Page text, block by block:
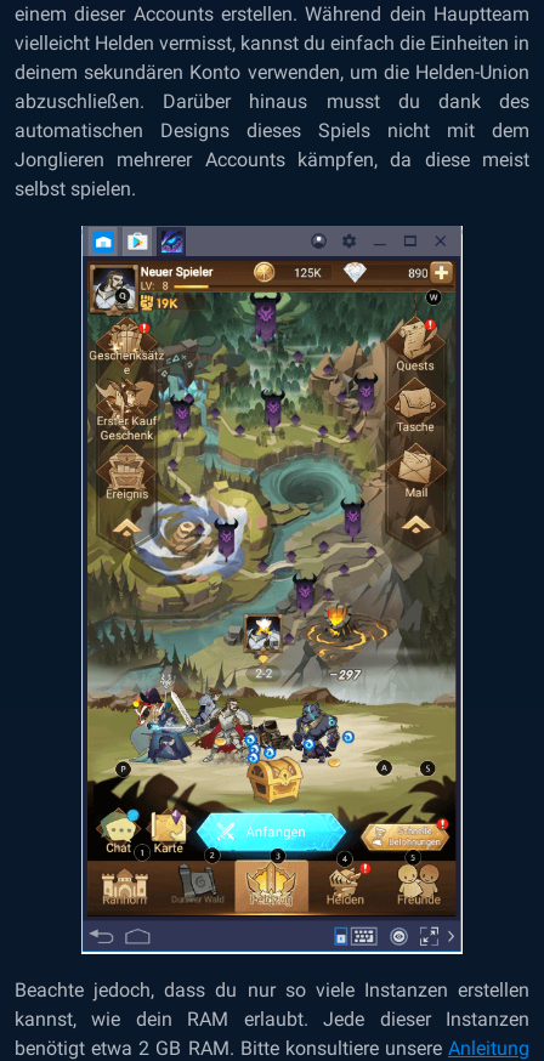
einem dieser Accounts erstellen. Während dein Hauptteam
vielleicht Helden vermisst, kannst du einfach die Einheiten in
deinem sekundären Konto verwenden, um die Helden-Union
abzuschließen. Darüber hinaus musst du dank des
automatischen Designs dieses Spiels nicht mit dem
Jonglieren mehrerer Accounts kämpfen, da diese meist
selbst spielen.
Beachte jedoch, dass du nur so viele Instanzen erstellen
kannst, wie dein RAM erlaubt. Jede dieser Instanzen
benötigt etwa 2 GB RAM. Bitte konsultiere unsere Anleitung